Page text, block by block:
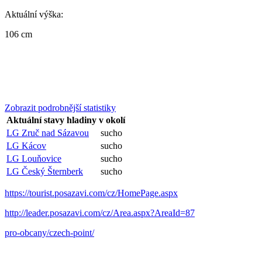
Aktuální výška:
106 cm
Zobrazit podrobnější statistiky
Aktuální stavy hladiny v okolí
LG Zruč nad Sázavou
sucho
LG Kácov
sucho
LG Louňovice
sucho
LG Český Šternberk
sucho
https://tourist.posazavi.com/cz/HomePage.aspx
http://leader.posazavi.com/cz/Area.aspx?AreaId=87
pro-obcany/czech-point/